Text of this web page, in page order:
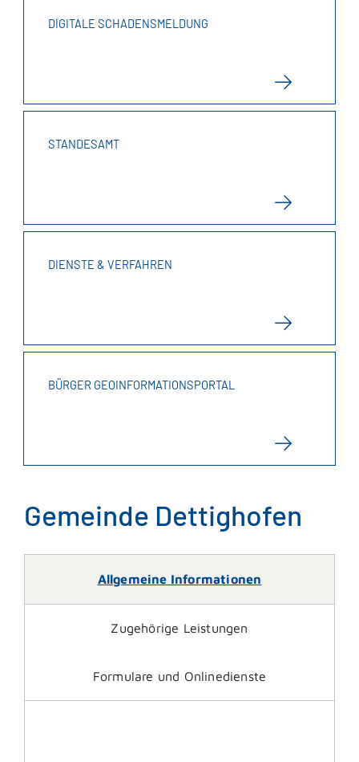
DIGITALE SCHADENSMELDUNG
STANDESAMT
DIENSTE & VERFAHREN
BÜRGER GEOINFORMATIONSPORTAL
Gemeinde Dettighofen
Allgemeine Informationen
Zugehörige Leistungen
Formulare und Onlinedienste